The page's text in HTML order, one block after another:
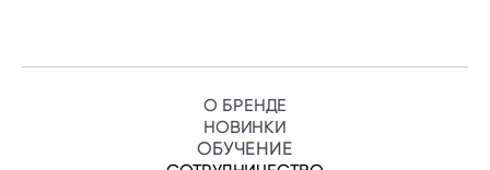
О БРЕНДЕ
НОВИНКИ
ОБУЧЕНИЕ